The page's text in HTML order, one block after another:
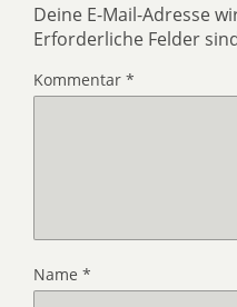
Deine E-Mail-Adresse
Erforderliche Felder
Kommentar *
Name *